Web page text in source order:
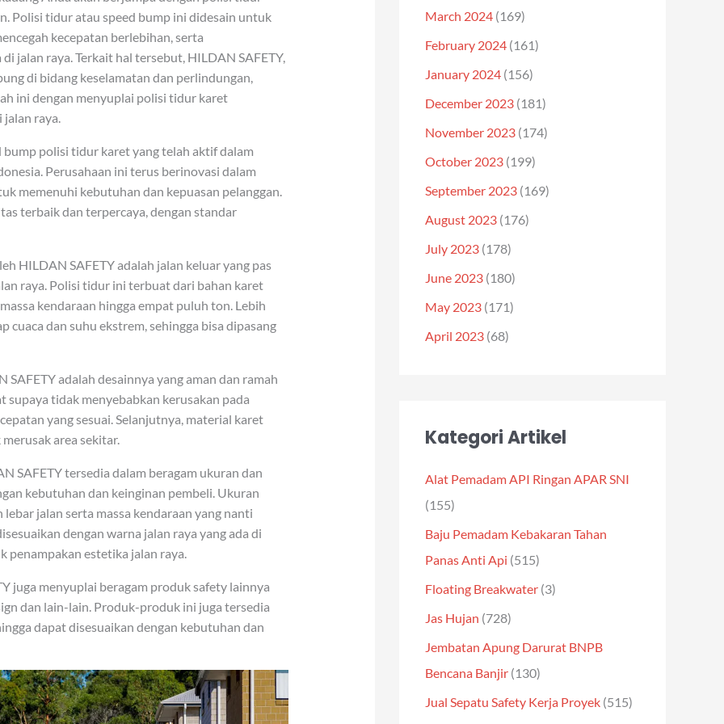
Polisi tidur atau speed bump ini didesain untuk
kecepatan berlebihan, serta
jalan raya. Terkait hal tersebut, HILDAN SAFETY,
di bidang keselamatan dan perlindungan,
ini dengan menyuplai polisi tidur karet
raya.
polisi tidur karet yang telah aktif dalam
Perusahaan ini terus berinovasi dalam
memenuhi kebutuhan dan kepuasan pelanggan.
terbaik dan terpercaya, dengan standar
HILDAN SAFETY adalah jalan keluar yang pas
raya. Polisi tidur ini terbuat dari bahan karet
kendaraan hingga empat puluh ton. Lebih
dan suhu ekstrem, sehingga bisa dipasang
adalah desainnya yang aman dan ramah
tidak menyebabkan kerusakan pada
yang sesuai. Selanjutnya, material karet
area sekitar.
SAFETY tersedia dalam beragam ukuran dan
kebutuhan dan keinginan pembeli. Ukuran
jalan serta massa kendaraan yang nanti
dengan warna jalan raya yang ada di
penampakan estetika jalan raya.
juga menyuplai beragam produk safety lainnya
dan lain-lain. Produk-produk ini juga tersedia
dapat disesuaikan dengan kebutuhan dan
March 2024 (169)
February 2024 (161)
January 2024 (156)
December 2023 (181)
November 2023 (174)
October 2023 (199)
September 2023 (169)
August 2023 (176)
July 2023 (178)
June 2023 (180)
May 2023 (171)
April 2023 (68)
Kategori Artikel
Alat Pemadam API Ringan APAR SNI
(155)
Baju Pemadam Kebakaran Tahan
Panas Anti Api (515)
Floating Breakwater (3)
Jas Hujan (728)
Jembatan Apung Darurat BNPB
Bencana Banjir (130)
Jual Sepatu Safety Kerja Proyek (515)